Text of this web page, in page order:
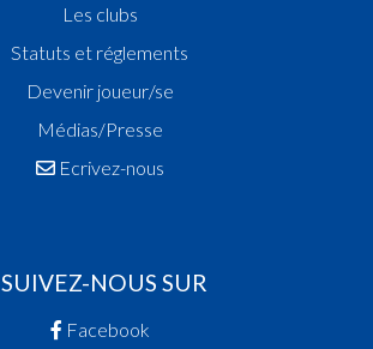
Les clubs
Statuts et réglements
Devenir joueur/se
Médias/Presse
Ecrivez-nous
SUIVEZ-NOUS SUR
Facebook